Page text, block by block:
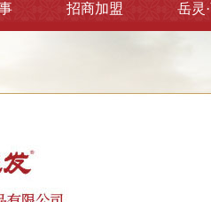
招商加盟 岳灵